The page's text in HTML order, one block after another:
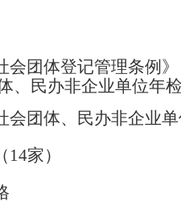
会团体登记管理条例
、民办非企业单位年
会团体、民办非企业
（ 14家）